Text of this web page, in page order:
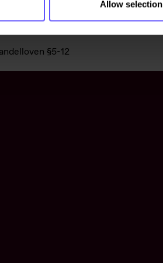
Allow selection
har siden starten i 1936 aldri
§5-12